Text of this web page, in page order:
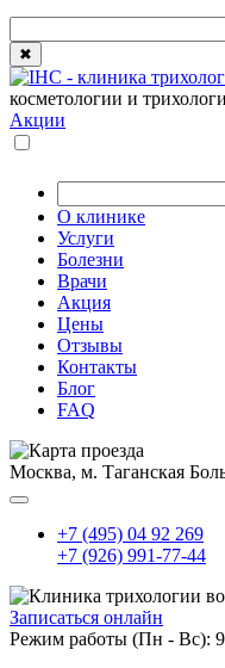
✖
косметологии и
Акции
О клинике
Услуги
Болезни
Врачи
Акция
Цены
Отзывы
Контакты
Блог
FAQ
Москва, м. Таганская
+7 (495) 04 92 269
+7 (926) 991-77-44
Записаться онлайн
Режим работы (Пн - Вс):